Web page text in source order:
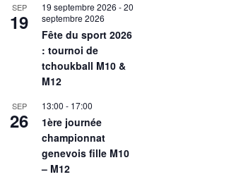
SEP
19
19 septembre 2026 -20
septembre 2026
Fête du sport 2026
: tournoi de
tchoukball M10 &
M12
SEP
26
13:00 - 17:00
1ère journée
championnat
genevois fille M10
– M12